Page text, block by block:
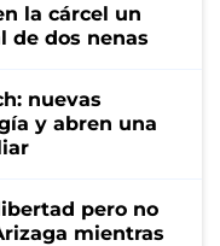
la cárcel un
de dos nenas
nuevas
y abren una
pero no
mientras